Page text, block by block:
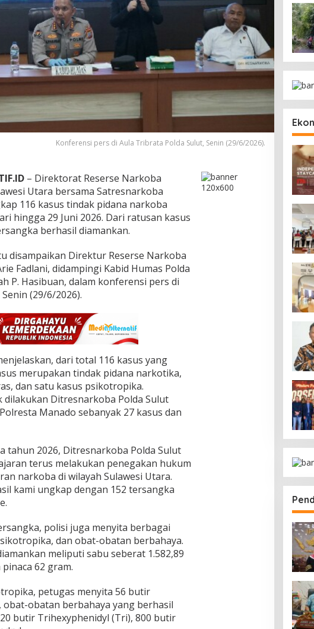
Konferensi pers di Aula Tribrata Polda Sulut, Senin (29/6/2026).
– Direktorat Reserse Narkoba
Utara bersama Satresnarkoba
116 kasus tindak pidana narkoba
hingga 29 Juni 2026. Dari ratusan kasus
berhasil diamankan.
disampaikan Direktur Reserse Narkoba
Fadlani, didampingi Kabid Humas Polda
P. Hasibuan, dalam konferensi pers di
(29/6/2026).
dari total 116 kasus yang
merupakan tindak pidana narkotika,
dan satu kasus psikotropika.
Ditresnarkoba Polda Sulut
Manado sebanyak 27 kasus dan
tahun 2026, Ditresnarkoba Polda Sulut
terus melakukan penegakan hukum
narkoba di wilayah Sulawesi Utara.
kami ungkap dengan 152 tersangka
polisi juga menyita berbagai
dan obat-obatan berbahaya.
meliputi sabu seberat 1.582,89
62 gram.
petugas menyita 56 butir
obat-obatan berbahaya yang berhasil
butir Trihexyphenidyl (Tri), 800 butir